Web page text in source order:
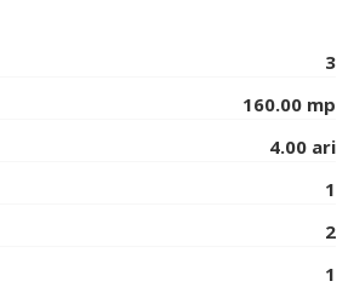
3
160.00 mp
4.00 ari
1
2
1